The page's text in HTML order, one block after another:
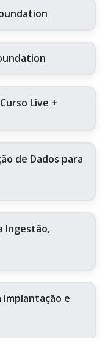
Live +
de Dados para
Ingestão,
e